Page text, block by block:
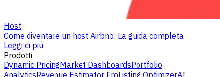
Host
Come diventare un host Airbnb: La guida completa
Leggi di più
Prodotti
Dynamic PricingMarket DashboardsPortfolio
AnalyticsRevenue Estimator ProListing OptimizerAI